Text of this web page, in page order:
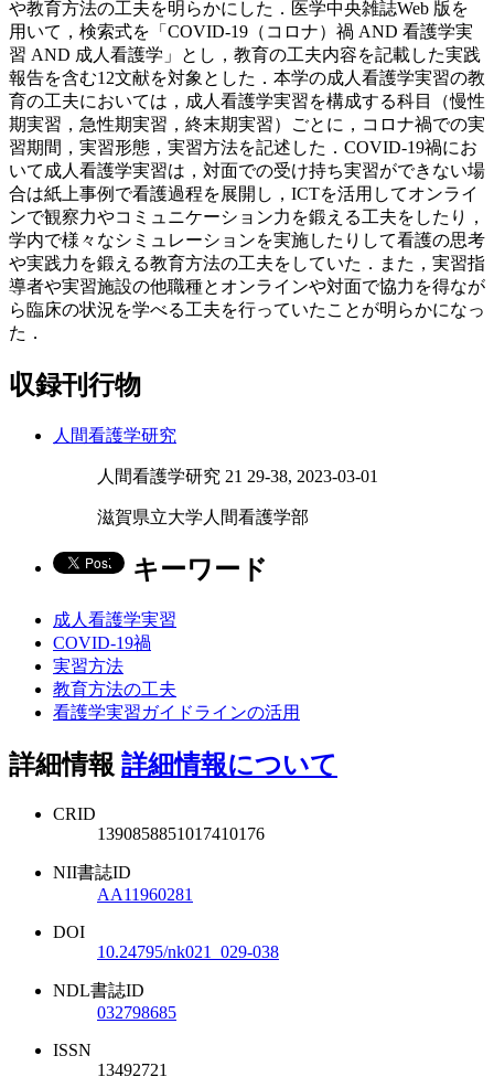
や教育方法の工夫を明らかにした．医学中央雑誌Web 版を
用いて，検索式を「COVID-19（コロナ）禍 AND 看護学実
習 AND 成人看護学」とし，教育の工夫内容を記載した実践
報告を含む12文献を対象とした．本学の成人看護学実習の教
育の工夫においては，成人看護学実習を構成する科目（慢性
期実習，急性期実習，終末期実習）ごとに，コロナ禍での実
習期間，実習形態，実習方法を記述した．COVID-19禍にお
いて成人看護学実習は，対面での受け持ち実習ができない場
合は紙上事例で看護過程を展開し，ICTを活用してオンライ
ンで観察力やコミュニケーション力を鍛える工夫をしたり，
学内で様々なシミュレーションを実施したりして看護の思考
や実践力を鍛える教育方法の工夫をしていた．また，実習指
導者や実習施設の他職種とオンラインや対面で協力を得なが
ら臨床の状況を学べる工夫を行っていたことが明らかになっ
た．
収録刊行物
人間看護学研究
人間看護学研究 21 29-38, 2023-03-01
滋賀県立大学人間看護学部
キーワード
成人看護学実習
COVID-19禍
実習方法
教育方法の工夫
看護学実習ガイドラインの活用
詳細情報 詳細情報について
CRID
1390858851017410176
NII書誌ID
AA11960281
DOI
10.24795/nk021_029-038
NDL書誌ID
032798685
ISSN
13492721